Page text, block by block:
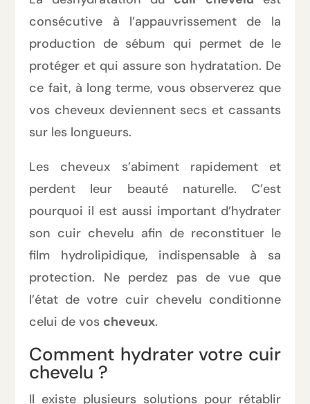
consécutive à l’appauvrissement de la
production de sébum qui permet de le
protéger et qui assure son hydratation. De
ce fait, à long terme, vous observerez que
vos cheveux deviennent secs et cassants
sur les longueurs.
Les cheveux s’abiment rapidement et
perdent leur beauté naturelle. C’est
pourquoi il est aussi important d’hydrater
son cuir chevelu afin de reconstituer le
film hydrolipidique, indispensable à sa
protection. Ne perdez pas de vue que
l’état de votre cuir chevelu conditionne
celui de vos cheveux.
Comment hydrater votre cuir
chevelu ?
Il existe plusieurs solutions pour rétablir